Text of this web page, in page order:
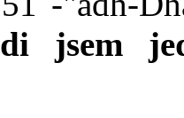
jsem